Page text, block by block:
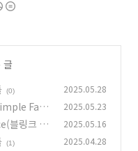
글
(0) 2025.05.28
Favo
2025.05.23
블링크 트
2025.05.16
(1) 2025.04.28